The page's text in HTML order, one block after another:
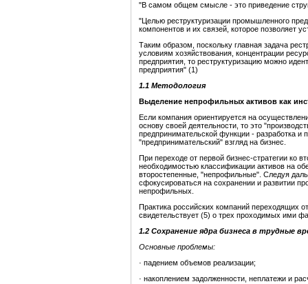
"В самом общем смысле - это приведение
"Целью реструктуризации промышленного
компонентов и их связей, которое позволяет
Таким образом, поскольку главная задача
условиям хозяйствования, концентрации
предприятия, то реструктуризацию можно
предприятия" (1)
1.1 Методология
Выделение непрофильных активов как
Если компания ориентируется на
основу своей деятельности, то это
предпринимательской функции - разработка и
"предпринимательский" взгляд на бизнес.
При переходе от первой бизнес-стратегии ко
необходимостью классификации активов на
второстепенные, "непрофильные". Следуя
сфокусироваться на сохранении и развитии
непрофильных.
Практика российских компаний переходящих
свидетельствует (5) о трех проходимых ими
1.2 Сохранение ядра бизнеса в трудные
Основные проблемы:
· падением объемов реализации;
· накоплением задолженности, неплатежи и